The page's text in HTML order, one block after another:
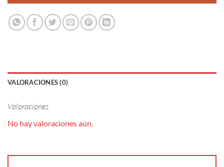
VALORACIONES (0)
Valoraciones
No hay valoraciones aún.